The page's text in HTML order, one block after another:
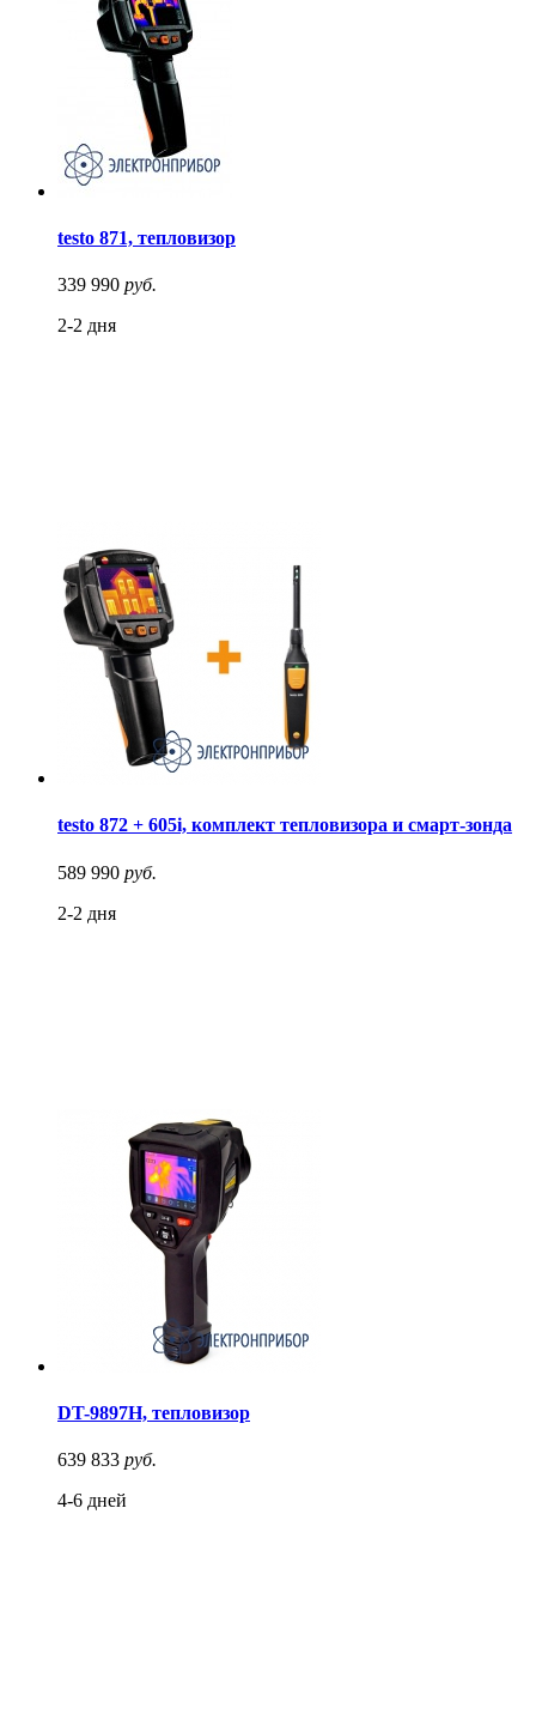
testo 871, тепловизор
339 990 руб.
2-2 дня
testo 872 + 605i, комплект тепловизора и смарт-зонда
589 990 руб.
2-2 дня
DT-9897H, тепловизор
639 833 руб.
4-6 дней